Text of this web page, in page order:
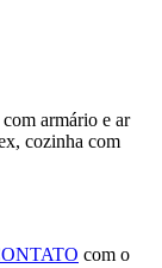
armário e ar
cozinha com
com o